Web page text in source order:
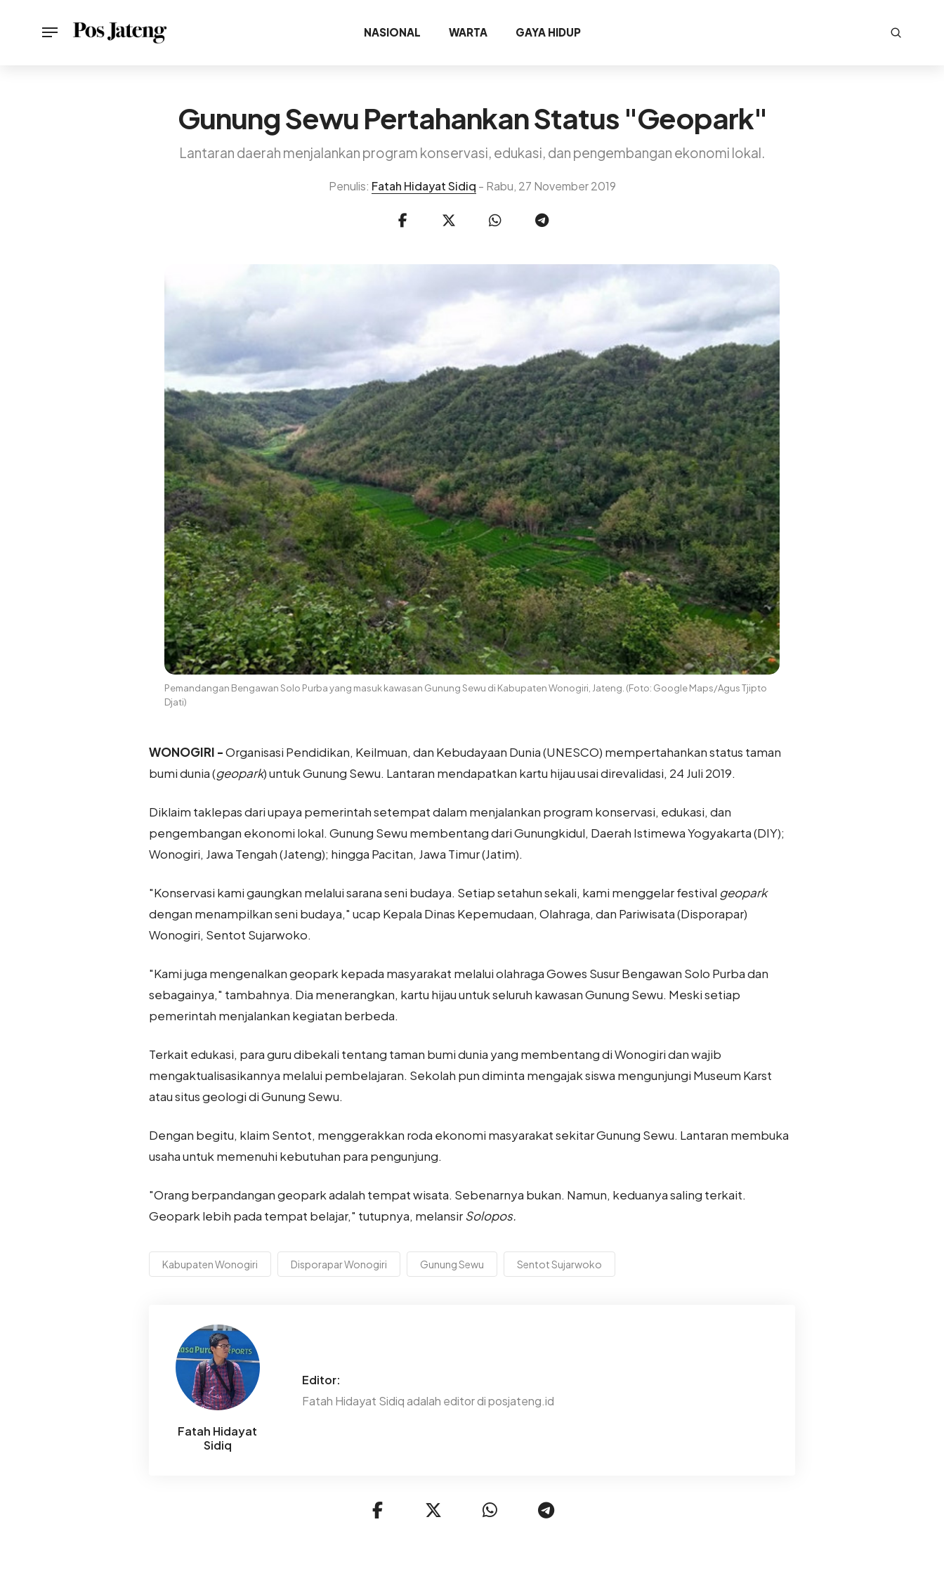
NASIONAL WARTA GAYA HIDUP
Gunung Sewu Pertahankan Status "Geopark"
Lantaran daerah menjalankan program konservasi, edukasi, dan pengembangan ekonomi lokal.
Penulis: Fatah Hidayat Sidiq - Rabu, 27 November 2019
Pemandangan Bengawan Solo Purba yang masuk kawasan Gunung Sewu di Kabupaten Wonogiri, Jateng. (Foto: Google Maps/Agus Tjipto
Djati)
WONOGIRI -Organisasi Pendidikan, Keilmuan, dan Kebudayaan Dunia (UNESCO) mempertahankan status taman
bumi dunia (geopark) untuk Gunung Sewu. Lantaran mendapatkan kartu hijau usai direvalidasi, 24 Juli 2019.
Diklaim taklepas dari upaya pemerintah setempat dalam menjalankan program konservasi, edukasi, dan
pengembangan ekonomi lokal. Gunung Sewu membentang dari Gunungkidul, Daerah Istimewa Yogyakarta (DIY);
Wonogiri, Jawa Tengah (Jateng); hingga Pacitan, Jawa Timur (Jatim).
"Konservasi kami gaungkan melalui sarana seni budaya. Setiap setahun sekali, kami menggelar festival geopark
dengan menampilkan seni budaya," ucap Kepala Dinas Kepemudaan, Olahraga, dan Pariwisata (Disporapar)
Wonogiri, Sentot Sujarwoko.
"Kami juga mengenalkan geopark kepada masyarakat melalui olahraga Gowes Susur Bengawan Solo Purba dan
sebagainya," tambahnya. Dia menerangkan, kartu hijau untuk seluruh kawasan Gunung Sewu. Meski setiap
pemerintah menjalankan kegiatan berbeda.
Terkait edukasi, para guru dibekali tentang taman bumi dunia yang membentang di Wonogiri dan wajib
mengaktualisasikannya melalui pembelajaran. Sekolah pun diminta mengajak siswa mengunjungi Museum Karst
atau situs geologi di Gunung Sewu.
Dengan begitu, klaim Sentot, menggerakkan roda ekonomi masyarakat sekitar Gunung Sewu. Lantaran membuka
usaha untuk memenuhi kebutuhan para pengunjung.
"Orang berpandangan geopark adalah tempat wisata. Sebenarnya bukan. Namun, keduanya saling terkait.
Geopark lebih pada tempat belajar," tutupnya, melansirSolopos.
Kabupaten Wonogiri Disporapar Wonogiri Gunung Sewu Sentot Sujarwoko
Fatah Hidayat
Sidiq
Editor:
Fatah Hidayat Sidiq adalah editor di posjateng.id